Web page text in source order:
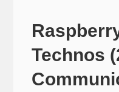
Technos